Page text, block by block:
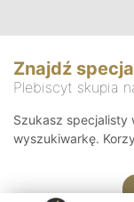
Znajdź
Plebiscyt skupia
Szukasz specjalisty
wyszukiwarkę.